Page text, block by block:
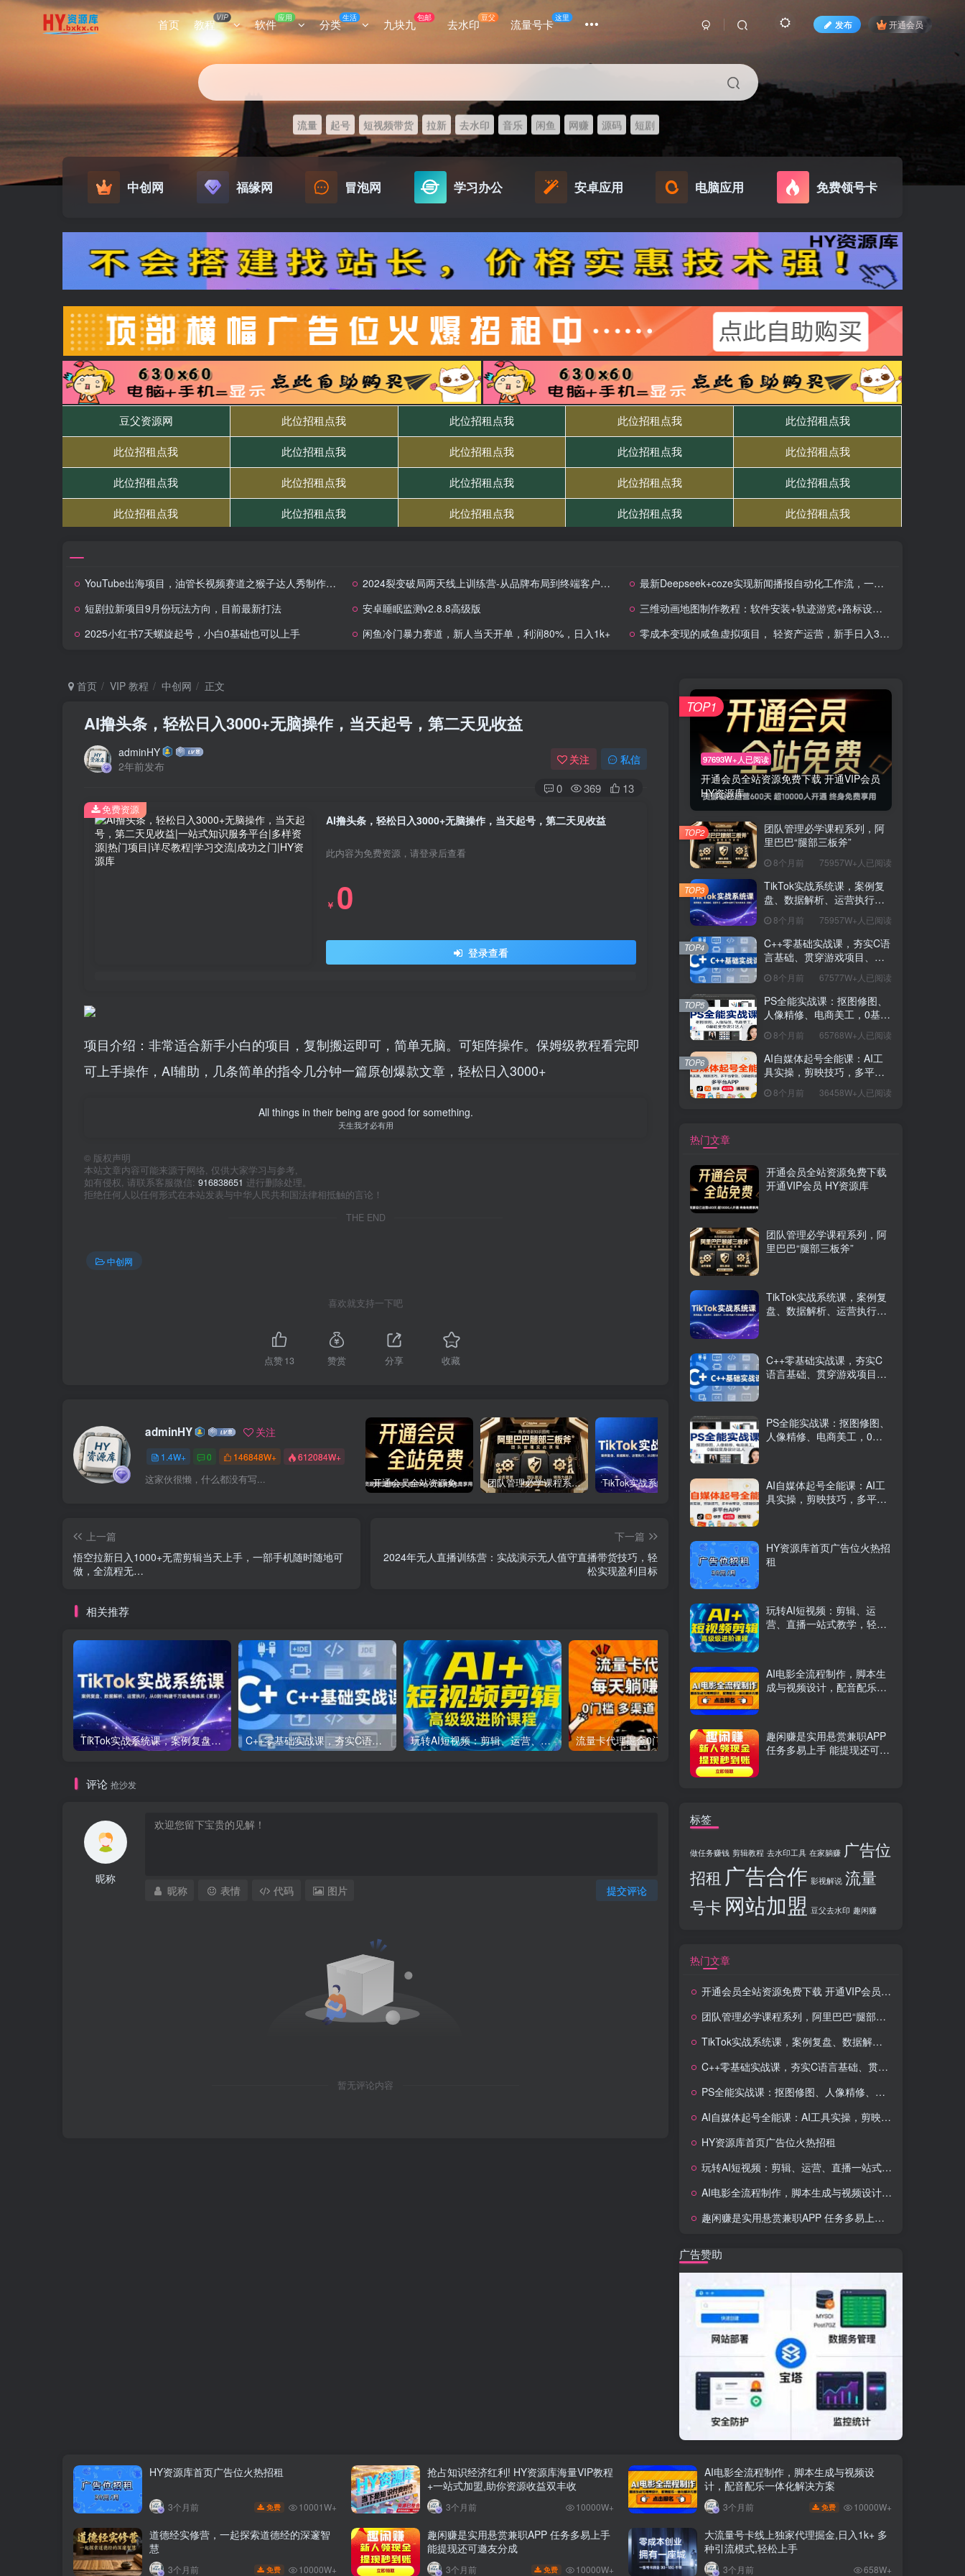
首页 教程VIP 软件 应用 分类生活 九块九包邮 去水印豆父 流量号卡这里
发布 开通会员
流量 起号 短视频带货 拉新 去水印 音乐 闲鱼 网赚 源码 短剧
中创网 福缘网 冒泡网 学习办公 安卓应用 电脑应用 免费领号卡
YouTube出海项目，油管长视频赛道之猴子达人秀制作教程 2024裂变破局两天线上训练营-从品牌布局到终端客户进店，裂变流量让企业逆势增长
最新Deepseek+coze实现新闻播报自动化工作流，一键生成图文并茂的短视频新闻
短剧拉新项目9月份玩法方向，目前最新打法
安卓睡眠监测v2.8.8高级版
三维动画地图制作教程：软件安装+轨迹游览+路标设计 掌握商业级可视化技术
2025小红书7天螺旋起号，小白0基础也可以上手
闲鱼冷门暴力赛道，新人当天开单，利润80%，日入1k+ 零成本变现的咸鱼虚拟项目， 轻资产运营，新手日入3张+，目前没有项目的老铁正合适
首页 VIP 教程 中创网 正文
AI撸头条，轻松日入3000+无脑操作，当天起号，第二天见收益
adminHY
2年前发布
关注 私信
0 369 13
AI撸头条，轻松日入3000+无脑操作，当天起号，第二天见收益
此内容为免费资源，请登录后查看
￥ 0
登录查看
免费资源
项目介绍：非常适合新手小白的项目，复制搬运即可，简单无脑。可矩阵操作。保姆级教程看完即
可上手操作，AI辅助，几条简单的指令几分钟一篇原创爆款文章，轻松日入3000+
All things in their being are good for something.
天生我才必有用
© 版权声明
本站文章内容可能来源于网络, 仅供大家学习与参考,
如有侵权, 请联系客服微信: 916838651 进行删除处理。
拒绝任何人以任何形式在本站发表与中华人民共和国法律相抵触的言论！
THE END
中创网
喜欢就支持一下吧
点赞13 赞赏 分享 收藏
adminHY 关注
1.4W+ 0 146848W+ 612084W+
这家伙很懒，什么都没有写... 开通会员全站资源免费下载 开通VIP会员 HY资源库 团队管理必学课程系列，阿里巴巴“腿部三板斧” TikTok实战系统课，案例复盘、数据解析、运营执行，从0到1构建千万级电商体系（更新） C++零基础实战课，夯实C语言基础、贯穿游戏项目、掌握开发思维，学成可挑战月薪15K+岗位
上一篇
悟空拉新日入1000+无需剪辑当天上手，一部手机随时随地可
做，全流程无…
下一篇
2024年无人直播训练营：实战演示无人值守直播带货技巧，轻
松实现盈利目标
相关推荐
TikTok实战系统课，案例复盘、数据解析、运营执行，从0到1构建千万级电商体系（更新） C++零基础实战课，夯实C语言基础、贯穿游戏项目、掌握开发思维，学成可挑战月薪15K+岗位 玩转AI短视频：剪辑、运营、直播一站式教学，轻松打造流量神话 流量卡代理掘金0门槛每天躺赚3000+多种推广渠道新手小白轻松上手 Videoleap剪辑大师班：掌握Videoleap所有核心工具与使用技巧，一人产出专业级作品
评论 抢沙发
昵称
提交评论
昵称 表情 代码 图片
暂无评论内容
97693W+人已阅读
开通会员全站资源免费下载 开通VIP会员
HY资源库
TOP1
团队管理必学课程系列，阿
里巴巴“腿部三板斧”
8个月前 75957W+人已阅读
TOP2
TikTok实战系统课，案例复
盘、数据解析、运营执行，
（更新）
8个月前 75957W+人已阅读
TOP3
C++零基础实战课，夯实C语
言基础、贯穿游戏项目、掌
薪15K+岗位
8个月前 67577W+人已阅读
TOP4
PS全能实战课：抠图修图、
人像精修、电商美工，0基础
8个月前 65768W+人已阅读
TOP5
AI自媒体起号全能课：AI工
具实操，剪映技巧，多平台
8个月前 36458W+人已阅读
TOP6
热门文章
开通会员全站资源免费下载
开通VIP会员 HY资源库
团队管理必学课程系列，阿
里巴巴“腿部三板斧”
TikTok实战系统课，案例复
盘、数据解析、运营执行，
C++零基础实战课，夯实C
语言基础、贯穿游戏项目、
PS全能实战课：抠图修图、
人像精修、电商美工，0基
AI自媒体起号全能课：AI工
具实操，剪映技巧，多平台
HY资源库首页广告位火热招
租
玩转AI短视频：剪辑、运
营、直播一站式教学，轻松
AI电影全流程制作，脚本生
成与视频设计，配音配乐一
趣闲赚是实用悬赏兼职APP
任务多易上手 能提现还可邀
标签
做任务赚钱 剪辑教程 去水印工具 在家躺赚 广告位
招租 广告合作 影视解说 流量
号卡 网站加盟 豆父去水印 趣闲赚
热门文章
开通会员全站资源免费下载 开通VIP会员 HY资源库
团队管理必学课程系列，阿里巴巴“腿部三板斧”
TikTok实战系统课，案例复盘、数据解析、运营执行，从0到1构建千万级电商体系（更新）
C++零基础实战课，夯实C语言基础、贯穿游戏项目、掌握开发思维，学成可挑战月薪15K+岗位
PS全能实战课：抠图修图、人像精修、电商美工，0基础变身设计达人
AI自媒体起号全能课：AI工具实操，剪映技巧，多平台带货，0基础快速变现
HY资源库首页广告位火热招租
玩转AI短视频：剪辑、运营、直播一站式教学，轻松打造流量神话
AI电影全流程制作，脚本生成与视频设计，配音配乐一体化解决方案
趣闲赚是实用悬赏兼职APP 任务多易上手 能提现还可邀友分成
广告赞助
HY资源库首页广告位火热招租
3个月前 免费 10001W+
抢占知识经济红利! HY资源库海量VIP教程
+一站式加盟,助你资源收益双丰收
3个月前 10000W+
AI电影全流程制作，脚本生成与视频设
计，配音配乐一体化解决方案
3个月前 免费 10000W+
道德经实修营，一起探索道德经的深邃智
慧
3个月前 免费 10000W+
趣闲赚是实用悬赏兼职APP 任务多易上手
能提现还可邀友分成
3个月前 免费 10000W+
大流量号卡线上独家代理掘金,日入1k+ 多
种引流模式,轻松上手
3个月前 658W+